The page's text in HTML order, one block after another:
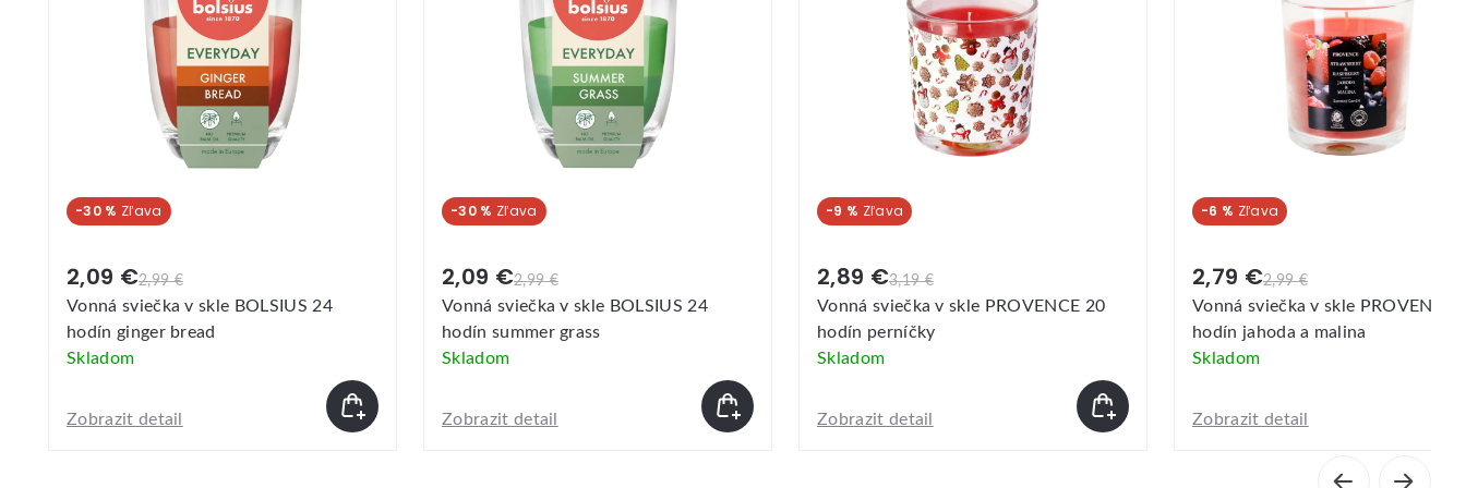
-30 %
2,99 €
2,09 €
Vonná sviečka v skle BOLSIUS 24
hodín ginger bread
Skladom
Zobrazit detail
-30 %
2,99 €
2,09 €
Vonná sviečka v skle BOLSIUS 24
hodín summer grass
Skladom
Zobrazit detail
-9 %
3,19 €
2,89 €
Vonná sviečka v skle PROVENCE 20
hodín perníčky
Skladom
Zobrazit detail
-6 %
2,99 €
2,79 €
Vonná sviečka v skle PROVENCE
hodín jahoda a malina
Skladom
Zobrazit detail